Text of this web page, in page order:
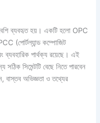
বেশি ব্যবহৃত হয়। একটি হলো OPC
(পোর্টল্যান্ড কম্পোজিট
ব্যবহারিক পার্থক্য রয়েছে। এই
সিমেন্টটি বেছে নিতে পারবেন
বাস্তব অভিজ্ঞতা ও তথ্যের